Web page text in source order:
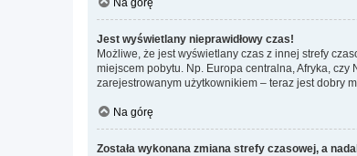
Na górę
Jest wyświetlany nieprawidłowy czas!
Możliwe, że jest wyświetlany czas z innej strefy
miejscem pobytu. Np. Europa centralna, Afryka,
zarejestrowanym użytkownikiem – teraz jest dobry
Na górę
Została wykonana zmiana strefy czasowej, a